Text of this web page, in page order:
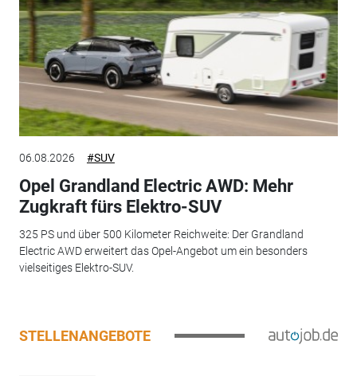
06.08.2026 #SUV
Opel Grandland Electric AWD: Mehr
Zugkraft fürs Elektro-SUV
325 PS und über 500 Kilometer Reichweite: Der Grandland
Electric AWD erweitert das Opel-Angebot um ein besonders
vielseitiges Elektro-SUV.
STELLENANGEBOTE